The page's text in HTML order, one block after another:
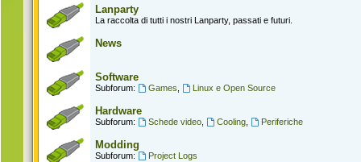
Lanparty
La raccolta di tutti i nostri Lanparty, passati e futuri.
News
Software
Subforum: Games Linux e Open Source
Hardware
Subforum: Schede video, Cooling, Periferiche
Modding
Subforum: Project Logs